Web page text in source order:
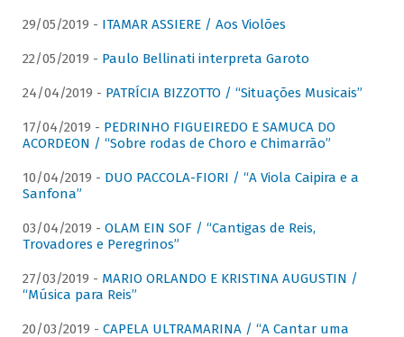
29/05/2019 - ITAMAR ASSIERE / Aos Violões
22/05/2019 - Paulo Bellinati interpreta Garoto
24/04/2019 - PATRÍCIA BIZZOTTO / “Situações Musicais”
17/04/2019 - PEDRINHO FIGUEIREDO E SAMUCA DO
ACORDEON / “Sobre rodas de Choro e Chimarrão”
10/04/2019 - DUO PACCOLA-FIORI / “A Viola Caipira e a
Sanfona”
03/04/2019 - OLAM EIN SOF / “Cantigas de Reis,
Trovadores e Peregrinos”
27/03/2019 - MARIO ORLANDO E KRISTINA AUGUSTIN /
“Música para Reis”
20/03/2019 - CAPELA ULTRAMARINA / “A Cantar uma